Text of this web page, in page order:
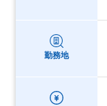
勤務地